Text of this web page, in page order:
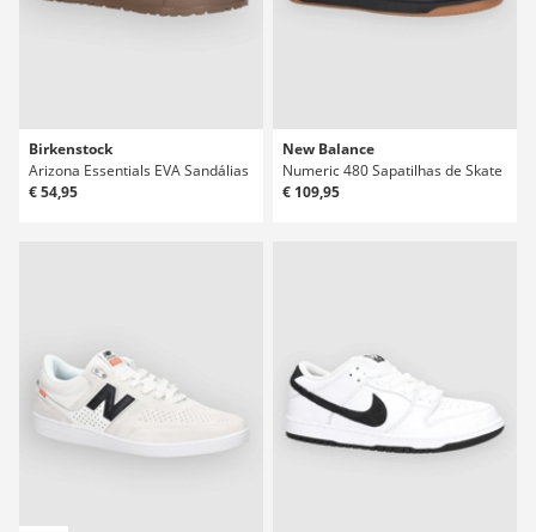
Birkenstock
Arizona Essentials EVA Sandálias
€ 54,95
New Balance
Numeric 480 Sapatilhas de Skate
€ 109,95